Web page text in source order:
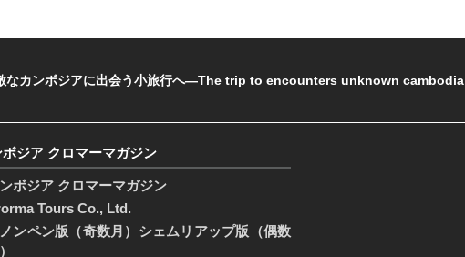
なカンボジアに出会う小旅行へ―The trip to encounters unknown cambodia
ジア クロマーマガジン
ボジア クロマーマガジン
Tours Co., Ltd.
ンペン版（奇数月）シェムリアップ版（偶数